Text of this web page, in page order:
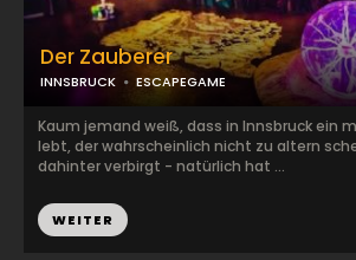
Der Zauberer
INNSBRUCK ESCAPEGAME
Kaum jemand weiß, dass in Innsbruck ein
lebt, der wahrscheinlich nicht zu altern
dahinter verbirgt - natürlich hat ...
WEITER